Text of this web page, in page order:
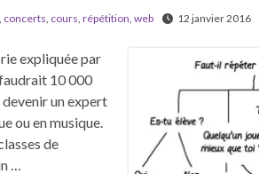
, concerts, cours, répétition, web 12 janvier 2016
expliquée par
10 000
un expert
ou en musique.
de
…